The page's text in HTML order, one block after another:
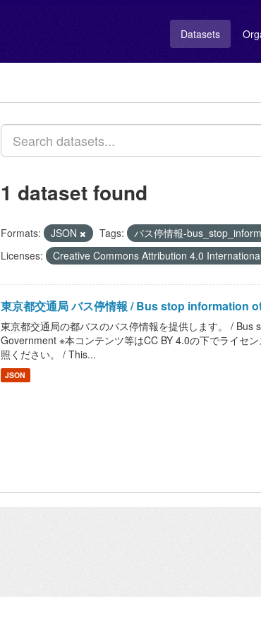
Datasets
1 dataset found
Formats: JSON Tags: バス停情報-
Licenses:
Creative Commons Attribution 4.0
東京都交通局 バス停情報 / Bus stop information
東京都交通局の都バスのバス停情報を提供します。 /
Government ※本コンテンツ等はCC BY 4.0の下でライセ
照ください。 / This...
JSON